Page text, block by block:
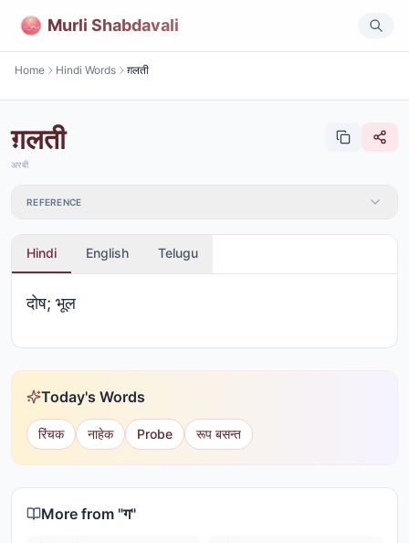
Murli Shabdavali
Home Hindi Words ग़लती
ग़लती
अरबी
REFERENCE
Hindi English Telugu
दोष; भूल
Today's Words
रिंचक नाहेक Probe रूप बसन्त
More from "ग"